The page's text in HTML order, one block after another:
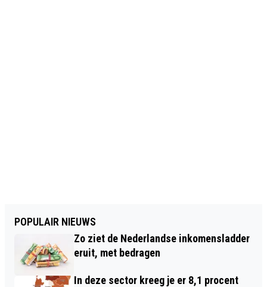
POPULAIR NIEUWS
Zo ziet de Nederlandse inkomensladder
eruit, met bedragen
In deze sector kreeg je er 8,1 procent